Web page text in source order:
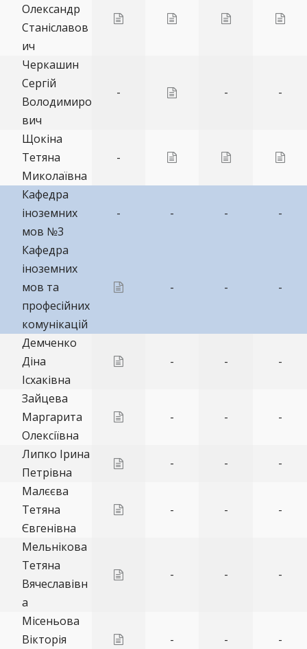
Олександр
Станіславов
ич
Черкашин
Сергій
Володимиро
вич
- - -
Щокіна
Тетяна
Миколаївна
-
Кафедра
іноземних
мов №3
- - - -
Кафедра
іноземних
мов та
професійних
комунікацій
- - -
Демченко
Діна
Ісхаківна
- - -
Зайцева
Маргарита
Олексіївна
- - -
Липко Ірина
Петрівна
- -
-
Малєєва
Тетяна
Євгенівна
- - -
Мельнікова
Тетяна
Вячеславівн
а
- - -
Місеньова
Вікторія
- - -